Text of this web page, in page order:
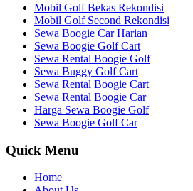
Mobil Golf Bekas Rekondisi
Mobil Golf Second Rekondisi
Sewa Boogie Car Harian
Sewa Boogie Golf Cart
Sewa Rental Boogie Golf
Sewa Buggy Golf Cart
Sewa Rental Boogie Cart
Sewa Rental Boogie Car
Harga Sewa Boogie Golf
Sewa Boogie Golf Car
Quick Menu
Home